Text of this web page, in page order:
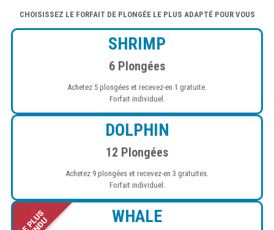
CHOISISSEZ LE FORFAIT DE PLONGÉE LE PLUS ADAPTÉ POUR VOUS
SHRIMP
6 Plongées
Achetez 5 plongées et recevez-en 1 gratuite.
Forfait individuel.
DOLPHIN
12 Plongées
Achetez 9 plongées et recevez-en 3 gratuites.
Forfait individuel.
WHALE